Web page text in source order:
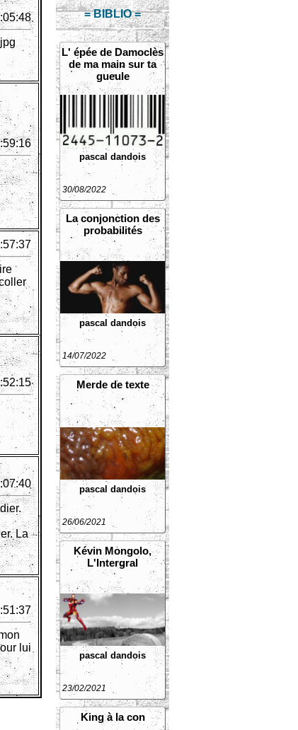
= BIBLIO =
L' épée de Damoclès
de ma main sur ta
gueule
pascal dandois
30/08/2022
La conjonction des
probabilités
pascal dandois
14/07/2022
Merde de texte
pascal dandois
26/06/2021
Kévin Mongolo,
L'Intergral
pascal dandois
23/02/2021
King à la con
La
lui